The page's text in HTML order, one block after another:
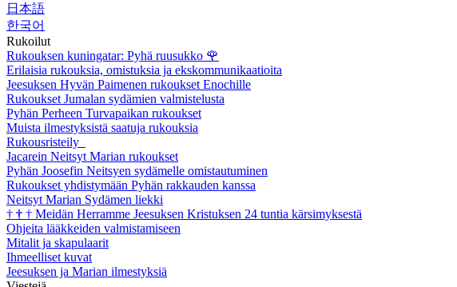
日本語
한국어
Rukoilut
Rukouksen kuningatar: Pyhä ruusukko 🌹
Erilaisia rukouksia, omistuksia ja ekskommunikaatioita
Jeesuksen Hyvän Paimenen rukoukset Enochille
Rukoukset Jumalan sydämien valmistelusta
Pyhän Perheen Turvapaikan rukoukset
Muista ilmestyksistä saatuja rukouksia
Rukousristeily
Jacarein Neitsyt Marian rukoukset
Pyhän Joosefin Neitsyen sydämelle omistautuminen
Rukoukset yhdistymään Pyhän rakkauden kanssa
Neitsyt Marian Sydämen liekki
† † † Meidän Herramme Jeesuksen Kristuksen 24 tuntia kärsimyksestä
Ohjeita lääkkeiden valmistamiseen
Mitalit ja skapulaarit
Ihmeelliset kuvat
Jeesuksen ja Marian ilmestyksiä